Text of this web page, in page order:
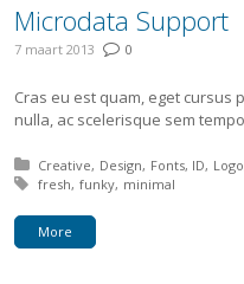
Microdata Support
7 maart 2013 0
Cras eu est quam, eget cursus
nulla, ac scelerisque sem
Posted in:
Creative Design Fonts ID Logo
Tagged with:
fresh funky minimal
More